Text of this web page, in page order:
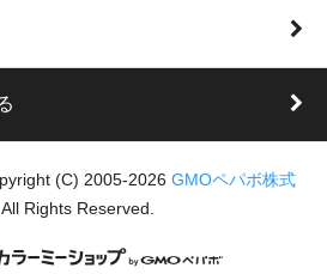
(C) 2005-2026 GMOペパボ株式
All Rights Reserved.